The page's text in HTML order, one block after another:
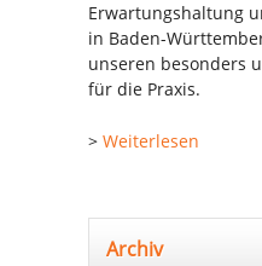
Erwartungshaltung
in Baden-
unseren besonders
für die Praxis.
> Weiterlesen
Archiv